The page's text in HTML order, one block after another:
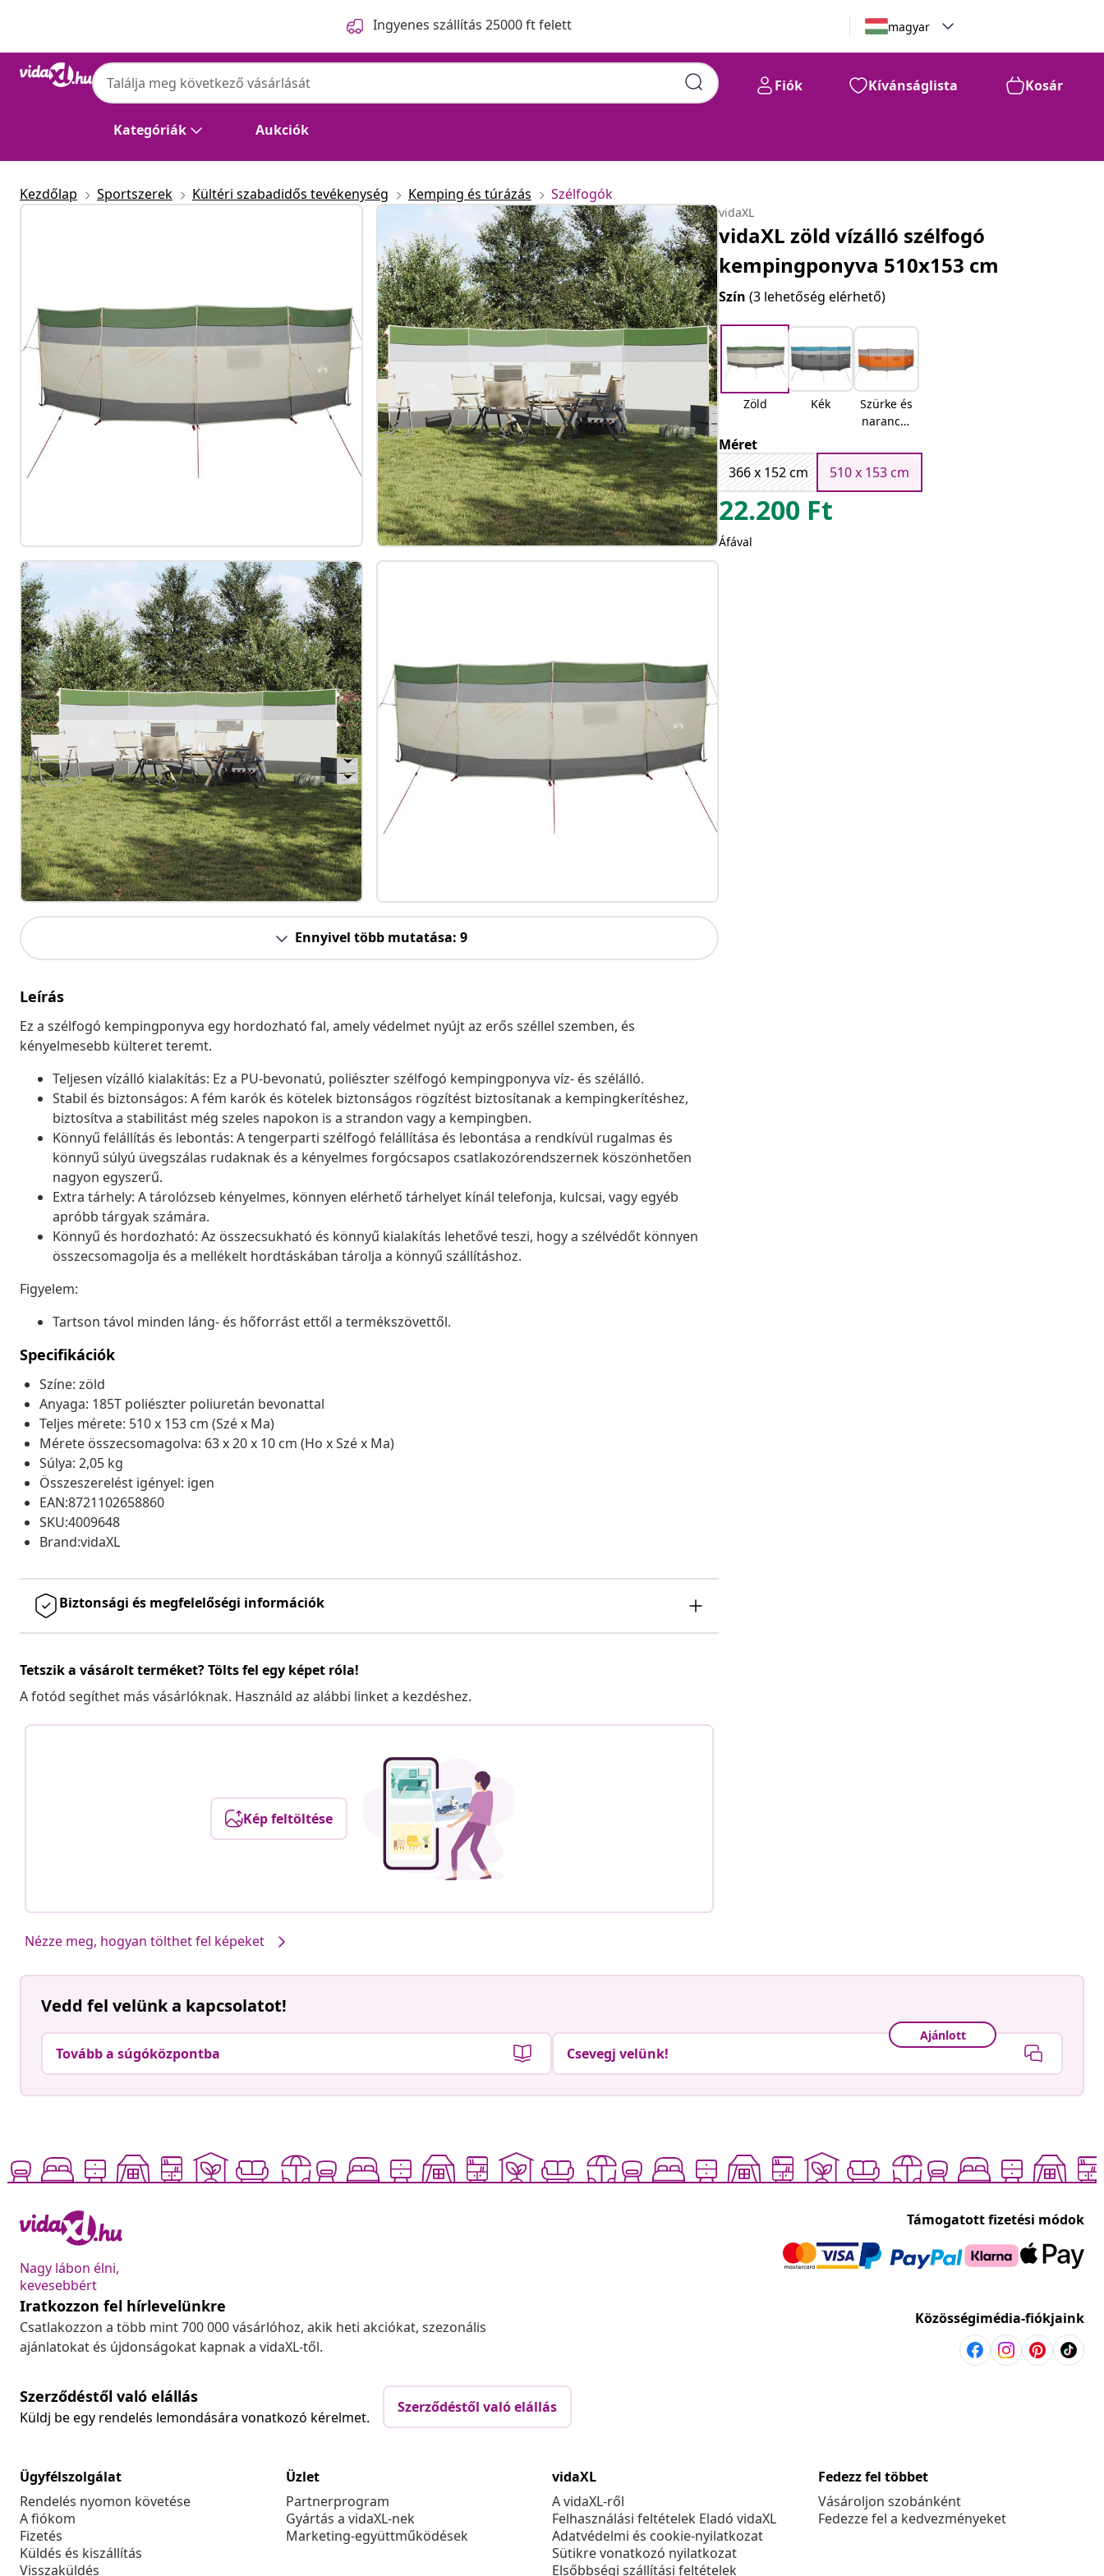
Ingyenes szállítás 25000 ft felett magyar
Kategóriák Aukciók
Fiók Kívánságlista Kosár
Kezdőlap Sportszerek Kültéri szabadidős tevékenység Kemping és túrázás Szélfogók
Ennyivel több mutatása: 9
Leírás
Ez a szélfogó kempingponyva egy hordozható fal, amely védelmet nyújt az erős széllel szemben, és
kényelmesebb külteret teremt.
Teljesen vízálló kialakítás: Ez a PU-bevonatú, poliészter szélfogó kempingponyva víz- és szélálló.
Stabil és biztonságos: A fém karók és kötelek biztonságos rögzítést biztosítanak a kempingkerítéshez,
biztosítva a stabilitást még szeles napokon is a strandon vagy a kempingben.
Könnyű felállítás és lebontás: A tengerparti szélfogó felállítása és lebontása a rendkívül rugalmas és
könnyű súlyú üvegszálas rudaknak és a kényelmes forgócsapos csatlakozórendszernek köszönhetően
nagyon egyszerű.
Extra tárhely: A tárolózseb kényelmes, könnyen elérhető tárhelyet kínál telefonja, kulcsai, vagy egyéb
apróbb tárgyak számára.
Könnyű és hordozható: Az összecsukható és könnyű kialakítás lehetővé teszi, hogy a szélvédőt könnyen
összecsomagolja és a mellékelt hordtáskában tárolja a könnyű szállításhoz.
Figyelem:
Tartson távol minden láng- és hőforrást ettől a termékszövettől.
Specifikációk
Színe: zöld
Anyaga: 185T poliészter poliuretán bevonattal
Teljes mérete: 510 x 153 cm (Szé x Ma)
Mérete összecsomagolva: 63 x 20 x 10 cm (Ho x Szé x Ma)
Súlya: 2,05 kg
Összeszerelést igényel: igen
EAN:8721102658860
SKU:4009648
Brand:vidaXL
Biztonsági és megfelelőségi információk
Tetszik a vásárolt terméket? Tölts fel egy képet róla!
A fotód segíthet más vásárlóknak. Használd az alábbi linket a kezdéshez.
Kép feltöltése
Nézze meg, hogyan tölthet fel képeket
vidaXL
vidaXL zöld vízálló szélfogó
kempingponyva 510x153 cm
Szín(3 lehetőség elérhető)
Zöld Kék
Szürke és
narancss
Méret
366 x 152 cm
510 x 153 cm
22.200 Ft
Áfával
Vedd fel velünk a kapcsolatot!
Tovább a súgóközpontba
Ajánlott
Csevegj velünk!
Nagy lábon élni,
kevesebbért
Támogatott fizetési módok
Iratkozzon fel hírlevelünkre
Csatlakozzon a több mint 700 000 vásárlóhoz, akik heti akciókat, szezonális
ajánlatokat és újdonságokat kapnak a vidaXL-től.
Közösségimédia-fiókjaink
Szerződéstől való elállás
Küldj be egy rendelés lemondására vonatkozó kérelmet.
Szerződéstől való elállás
Ügyfélszolgálat
Rendelés nyomon követése
A fiókom
Fizetés
Küldés és kiszállítás
Visszaküldés
Üzlet
Partnerprogram
Gyártás a vidaXL-nek
Marketing-együttműködések
vidaXL
A vidaXL-ről
Felhasználási feltételek Eladó vidaXL
Adatvédelmi és cookie-nyilatkozat
Sütikre vonatkozó nyilatkozat
Elsőbbségi szállítási feltételek
Fedezz fel többet
Vásároljon szobánként
Fedezze fel a kedvezményeket